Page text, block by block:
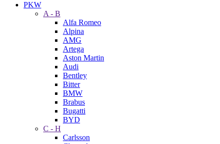
PKW
A - B
Alfa Romeo
Alpina
AMG
Artega
Aston Martin
Audi
Bentley
Bitter
BMW
Brabus
Bugatti
BYD
C - H
Carlsson